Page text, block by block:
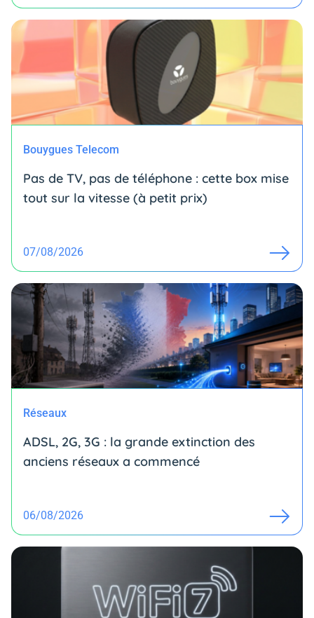
Bouygues Telecom
Pas de TV, pas de téléphone : cette box mise
tout sur la vitesse (à petit prix)
07/08/2026
Réseaux
ADSL, 2G, 3G : la grande extinction des
anciens réseaux a commencé
06/08/2026